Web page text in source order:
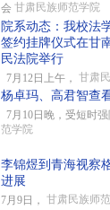
会 甘肃民族师范学院
院系动态：我校法
签约挂牌仪式在甘
民法院举行
7月12日上午， 甘肃
杨卓玛、高君智查
7月10日晚，受短时强
范学院
李锦煜到青海视察
进展
7月9日， 甘肃民族师